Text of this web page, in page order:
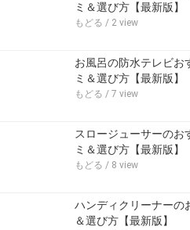
ミ＆選び方【最新版】
もどる / 2 view
お風呂の防水テレビお
ミ＆選び方【最新版】
もどる / 7 view
スロージューサーのお
ミ＆選び方【最新版】
もどる / 8 view
ハンディクリーナーの
＆選び方【最新版】